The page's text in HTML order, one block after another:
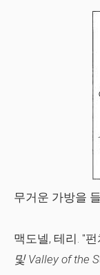
무거운 가방을
맥도넬, 테리. "펀
및 Valley of the